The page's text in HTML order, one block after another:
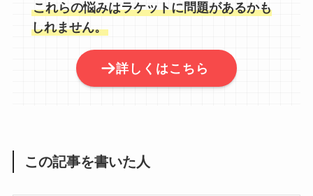
これらの悩みはラケットに問題があるかも
しれません。
詳しくはこちら
この記事を書いた人